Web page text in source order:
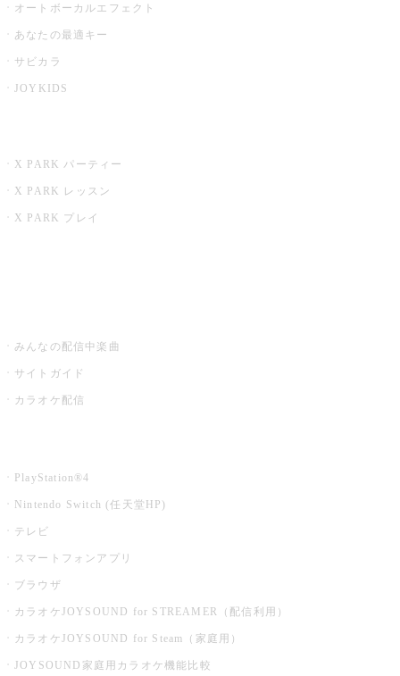
オートボーカルエフェクト
あなたの最適キー
サビカラ
JOYKIDS
X PARK パーティー
X PARK レッスン
X PARK プレイ
みんなの配信中楽曲
サイトガイド
カラオケ配信
PlayStation®4
Nintendo Switch (任天堂HP)
テレビ
スマートフォンアプリ
ブラウザ
カラオケJOYSOUND for STREAMER（配信利用）
カラオケJOYSOUND for Steam（家庭用）
JOYSOUND家庭用カラオケ機能比較